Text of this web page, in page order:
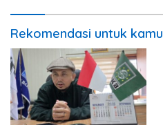
Rekomendasi untuk kamu